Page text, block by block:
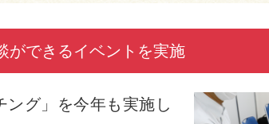
ができるイベントを実施
グ」を今年も実施し